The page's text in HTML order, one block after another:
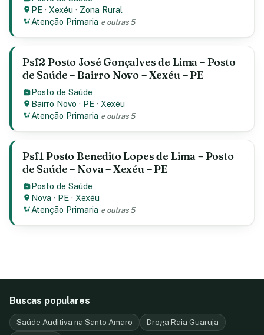
PE · Xexéu · Zona Rural
Atenção Primaria e outras 5
Psf2 Posto José Gonçalves de Lima – Posto
de Saúde – Bairro Novo – Xexéu – PE
Posto de Saúde
Bairro Novo · PE · Xexéu
Atenção Primaria e outras 5
Psf1 Posto Benedito Lopes de Lima – Posto
de Saúde – Nova – Xexéu – PE
Posto de Saúde
Nova · PE · Xexéu
Atenção Primaria e outras 5
Buscas populares
Saúde Auditiva na Santo Amaro Droga Raia Guaruja